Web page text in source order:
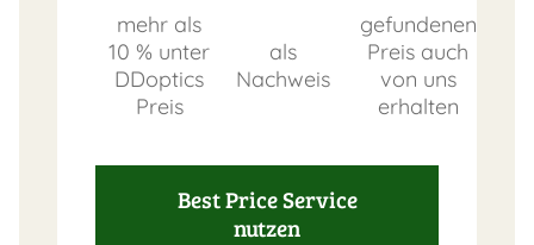
mehr als
10 % unter
DDoptics
Preis
als
Nachweis
gefundenen
Preis auch
von uns
erhalten
Best Price Service
nutzen